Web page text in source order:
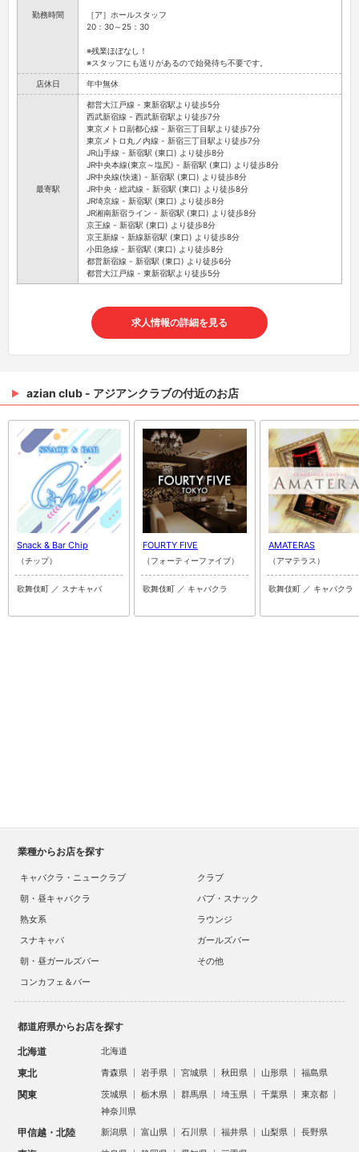
勤務時間
［ア］ホールスタッフ
20：30～25：30
※残業ほぼなし！
※スタッフにも送りがあるので始発待ち不要です。
店休日 年中無休
最寄駅
都営大江戸線 - 東新宿駅より徒歩5分
西武新宿線 - 西武新宿駅より徒歩7分
東京メトロ副都心線 - 新宿三丁目駅より徒歩7分
東京メトロ丸ノ内線 - 新宿三丁目駅より徒歩7分
JR山手線 - 新宿駅 (東口) より徒歩8分
JR中央本線(東京～塩尻) - 新宿駅 (東口) より徒歩8分
JR中央線(快速) - 新宿駅 (東口) より徒歩8分
JR中央・総武線 - 新宿駅 (東口) より徒歩8分
JR埼京線 - 新宿駅 (東口) より徒歩8分
JR湘南新宿ライン - 新宿駅 (東口) より徒歩8分
京王線 - 新宿駅 (東口) より徒歩8分
京王新線 - 新線新宿駅 (東口) より徒歩8分
小田急線 - 新宿駅 (東口) より徒歩8分
都営新宿線 - 新宿駅 (東口) より徒歩6分
都営大江戸線 - 東新宿駅より徒歩5分
求人情報の詳細を見る
azian club - アジアンクラブの付近のお店
Snack & Bar Chip
（チップ）
歌舞伎町 ／ スナキャバ
FOURTY FIVE
（フォーティーファイブ）
歌舞伎町 ／ キャバクラ
AMATERAS
（アマテラス）
歌舞伎町 ／ キャバクラ
業種からお店を探す
キャバクラ・ニュークラブ
クラブ
朝・昼キャバクラ
パブ・スナック
熟女系
ラウンジ
スナキャバ
ガールズバー
朝・昼ガールズバー
その他
コンカフェ＆バー
都道府県からお店を探す
北海道 北海道
東北 青森県 岩手県 宮城県 秋田県 山形県 福島県
関東 茨城県 栃木県 群馬県 埼玉県 千葉県
東京都
神奈川県
甲信越・北陸 新潟県 富山県 石川県 福井県 山梨県 長野県